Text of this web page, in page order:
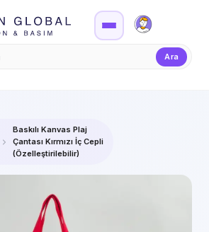
Firma Girişi
Ara
Baskılı Kanvas Plaj
Çantası Kırmızı İç Cepli
(Özelleştirilebilir)